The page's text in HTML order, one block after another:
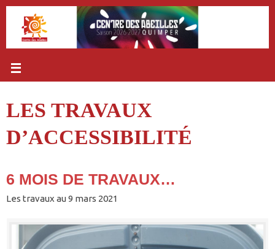
Passer
contenu
LES TRAVAUX
D’ACCESSIBILITÉ
6 MOIS DE TRAVAUX…
Les travaux au 9 mars 2021